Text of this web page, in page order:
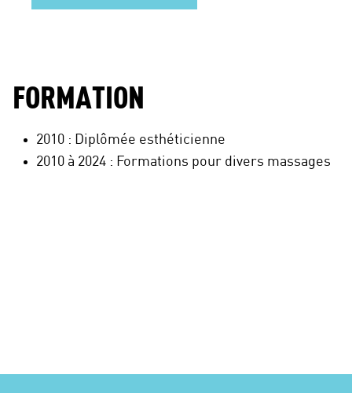
FORMATION
2010 : Diplômée esthéticienne
2010 à 2024 : Formations pour divers massages